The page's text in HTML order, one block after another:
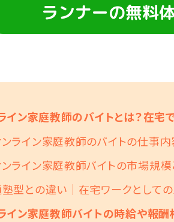
ランナーの無料
イン家庭教師のバイトとは？在宅
ライン家庭教師のバイトの仕事
ライン家庭教師バイトの市場規
型との違い｜在宅ワークとしての
イン家庭教師バイトの時給や報酬